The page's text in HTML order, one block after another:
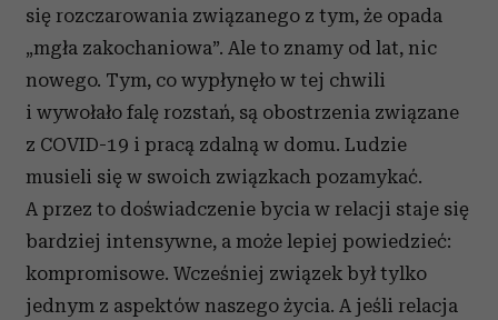
się rozczarowania związanego z tym, że opada
„mgła zakochaniowa”. Ale to znamy od lat, nic
nowego. Tym, co wypłynęło w tej chwili
i wywołało falę rozstań, są obostrzenia związane
z COVID-19 i pracą zdalną w domu. Ludzie
musieli się w swoich związkach pozamykać.
A przez to doświadczenie bycia w relacji staje się
bardziej intensywne, a może lepiej powiedzieć:
kompromisowe. Wcześniej związek był tylko
jednym z aspektów naszego życia. A jeśli relacja